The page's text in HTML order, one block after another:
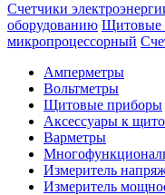
Счетчики
оборудованию Щитовые
микропроцессорный
Амперметры
Вольтметры
Щитовые приборы
Аксессуары к
Варметры
Измеритель
Измеритель